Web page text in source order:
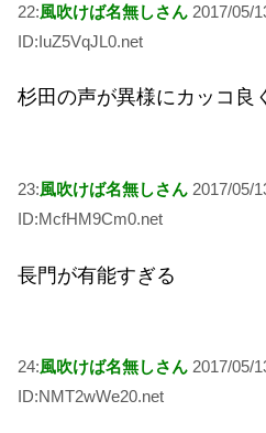
22:風吹けば名無しさん 2017/05/
ID:IuZ5VqJL0.net
杉田の声が異様にカッコ良
23:風吹けば名無しさん 2017/05/
ID:McfHM9Cm0.net
長門が有能すぎる
24:風吹けば名無しさん 2017/05/
ID:NMT2wWe20.net